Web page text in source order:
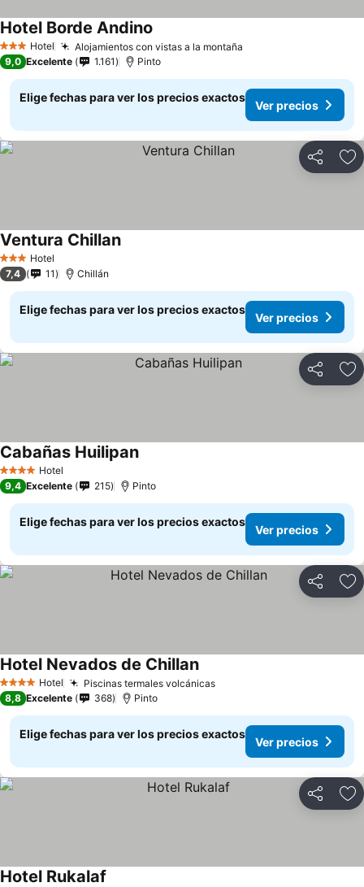
3 Estrellas
Hotel Alojamientos con vistas a la montaña
Hotel Borde Andino
9,0 Excelente 1.161 Pinto
Elige fechas para ver los precios exactos
Ver precios
Compartir
3 Estrellas
Hotel
Ventura Chillan
7,4 11 Chillán
Elige fechas para ver los precios exactos
Ver precios
Compartir
4 EstrellasHotel
Cabañas Huilipan
9,4 Excelente 215 Pinto
Elige fechas para ver los precios exactos
Ver precios
Compartir
4 EstrellasHotel Piscinas termales volcánicas
Hotel Nevados de Chillan
8,8 Excelente 368 Pinto
Elige fechas para ver los precios exactos
Ver precios
Compartir
Hotel Rukalaf